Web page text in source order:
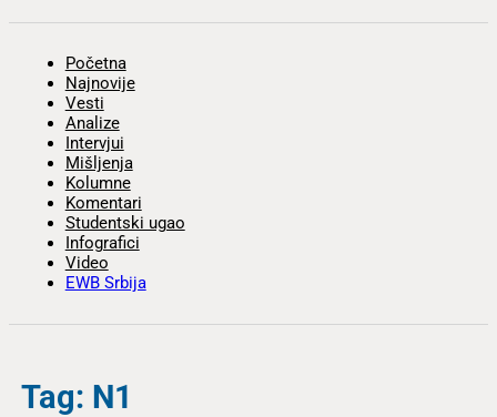
Početna
Najnovije
Vesti
Analize
Intervjui
Mišljenja
Kolumne
Komentari
Studentski ugao
Infografici
Video
EWB Srbija
Tag: N1